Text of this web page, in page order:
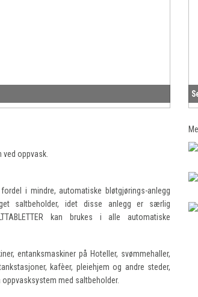
oppvask.
fordel i mindre, automatiske bløtgjørings-anlegg
saltbeholder, idet disse anlegg er særlig
kan brukes i alle automatiske
entanksmaskiner på Hoteller, svømmehaller,
kafèer, pleiehjem og andre steder,
med saltbeholder.